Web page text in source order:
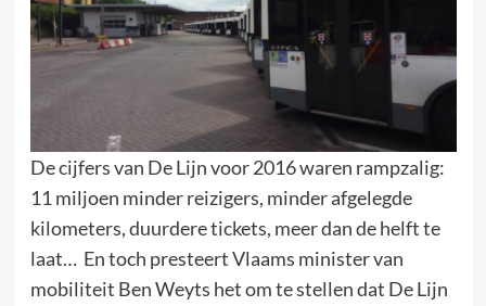
De cijfers van De Lijn voor 2016 waren rampzalig:
11 miljoen minder reizigers, minder afgelegde
kilometers, duurdere tickets, meer dan de helft te
laat… En toch presteert Vlaams minister van
mobiliteit Ben Weyts het om te stellen dat De Lijn